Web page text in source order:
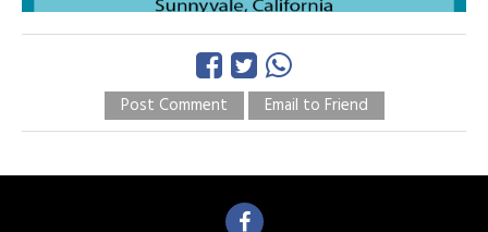
Post Comment Email to Friend